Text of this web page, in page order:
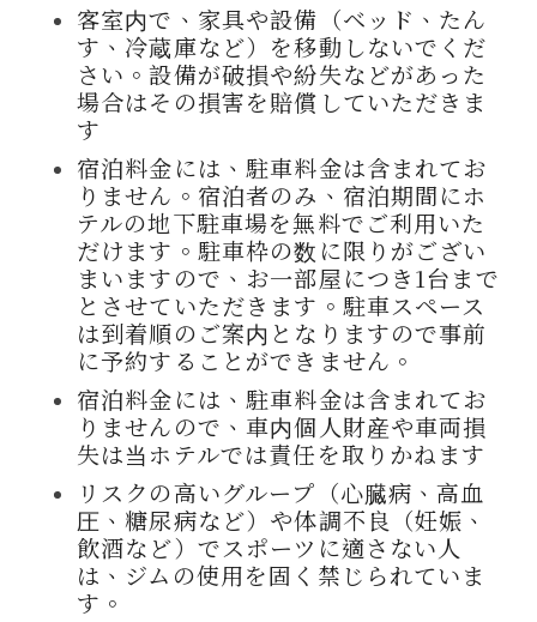
客室内で、家具や設備（ベッド、たん
す、冷蔵庫など）を移動しないでくだ
さい。設備が破損や紛失などがあった
場合はその損害を賠償していただきま
す
宿泊料金には、駐車料金は含まれてお
りません。宿泊者のみ、宿泊期間にホ
テルの地下駐車場を無料でご利用いた
だけます。駐車枠の数に限りがござい
まいますので、お一部屋につき1台まで
とさせていただきます。駐車スペース
は到着順のご案内となりますので事前
に予約することができません。
宿泊料金には、駐車料金は含まれてお
りませんので、車内個人財産や車両損
失は当ホテルでは責任を取りかねます
リスクの高いグループ（心臓病、高血
圧、糖尿病など）や体調不良（妊娠、
飲酒など）でスポーツに適さない人
は、ジムの使用を固く禁じられていま
す。